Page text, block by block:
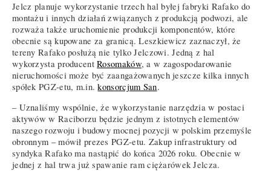
Jelcz planuje wykorzystanie trzech hal byłej fabryki Rafako do
montażu i innych działań związanych z produkcją podwozi, ale
rozważa także uruchomienie produkcji komponentów, które
obecnie są kupowane za granicą. Leszkiewicz zaznaczył, że
tereny Rafako posłużą nie tylko Jelczowi. Jedną z hal
wykorzysta producentRosomaków, a w zagospodarowanie
nieruchomości może być zaangażowanych jeszcze kilka innych
spółek PGZ-etu, m.in.konsorcjum San.
– Uznaliśmy wspólnie, że wykorzystanie narzędzia w postaci
aktywów w Raciborzu będzie jednym z istotnych elementów
naszego rozwoju i budowy mocnej pozycji w polskim przemyśle
obronnym – mówił prezes PGZ-etu. Zakup infrastruktury od
syndyka Rafako ma nastąpić do końca 2026 roku. Obecnie w
jednej z hal trwa już spawanie ram ciężarówek Jelcza.